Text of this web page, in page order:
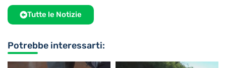
Tutte le Notizie
Potrebbe interessarti: